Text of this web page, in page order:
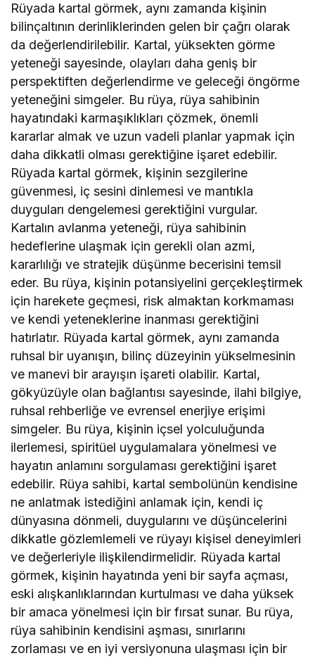
Rüyada kartal görmek, aynı zamanda kişinin
bilinçaltının derinliklerinden gelen bir çağrı olarak
da değerlendirilebilir. Kartal, yüksekten görme
yeteneği sayesinde, olayları daha geniş bir
perspektiften değerlendirme ve geleceği öngörme
yeteneğini simgeler. Bu rüya, rüya sahibinin
hayatındaki karmaşıklıkları çözmek, önemli
kararlar almak ve uzun vadeli planlar yapmak için
daha dikkatli olması gerektiğine işaret edebilir.
Rüyada kartal görmek, kişinin sezgilerine
güvenmesi, iç sesini dinlemesi ve mantıkla
duyguları dengelemesi gerektiğini vurgular.
Kartalın avlanma yeteneği, rüya sahibinin
hedeflerine ulaşmak için gerekli olan azmi,
kararlılığı ve stratejik düşünme becerisini temsil
eder. Bu rüya, kişinin potansiyelini gerçekleştirmek
için harekete geçmesi, risk almaktan korkmaması
ve kendi yeteneklerine inanması gerektiğini
hatırlatır. Rüyada kartal görmek, aynı zamanda
ruhsal bir uyanışın, bilinç düzeyinin yükselmesinin
ve manevi bir arayışın işareti olabilir. Kartal,
gökyüzüyle olan bağlantısı sayesinde, ilahi bilgiye,
ruhsal rehberliğe ve evrensel enerjiye erişimi
simgeler. Bu rüya, kişinin içsel yolculuğunda
ilerlemesi, spiritüel uygulamalara yönelmesi ve
hayatın anlamını sorgulaması gerektiğini işaret
edebilir. Rüya sahibi, kartal sembolünün kendisine
ne anlatmak istediğini anlamak için, kendi iç
dünyasına dönmeli, duygularını ve düşüncelerini
dikkatle gözlemlemeli ve rüyayı kişisel deneyimleri
ve değerleriyle ilişkilendirmelidir. Rüyada kartal
görmek, kişinin hayatında yeni bir sayfa açması,
eski alışkanlıklarından kurtulması ve daha yüksek
bir amaca yönelmesi için bir fırsat sunar. Bu rüya,
rüya sahibinin kendisini aşması, sınırlarını
zorlaması ve en iyi versiyonuna ulaşması için bir